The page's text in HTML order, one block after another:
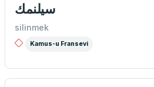
سیلنمك
silinmek
Kamus-u Fransevi